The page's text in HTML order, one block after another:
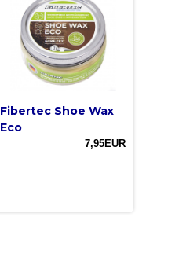
Fibertec Shoe Wax
Eco
7,95EUR